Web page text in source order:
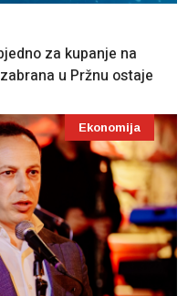
za kupanje na
u Pržnu ostaje
Ekonomija